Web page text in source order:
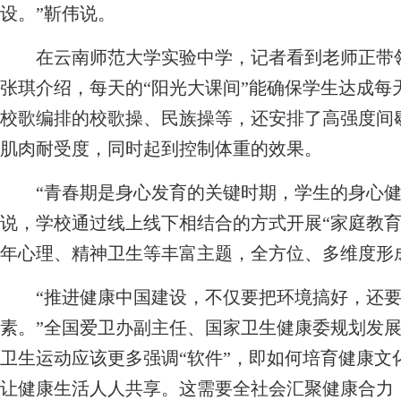
设。”靳伟说。
在云南师范大学实验中学，记者看到老师正带
张琪介绍，每天的“阳光大课间”能确保学生达成
校歌编排的校歌操、民族操等，还安排了高强度
肌肉耐受度，同时起到控制体重的效果。
“青春期是身心发育的关键时期，学生的身心健
说，学校通过线上线下相结合的方式开展“家庭教
年心理、精神卫生等丰富主题，全方位、多维度
“推进健康中国建设，不仅要把环境搞好，还
素。”全国爱卫办副主任、国家卫生健康委规划发
卫生运动应该更多强调“软件”，即如何培育健康
让健康生活人人共享。这需要全社会汇聚健康合